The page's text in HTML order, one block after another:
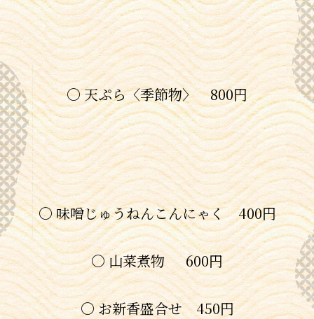
〇 天ぷら〈季節物〉 800円
〇 味噌じゅうねんこんにゃく 400円
〇 山菜煮物 600円
〇 お新香盛合せ 450円